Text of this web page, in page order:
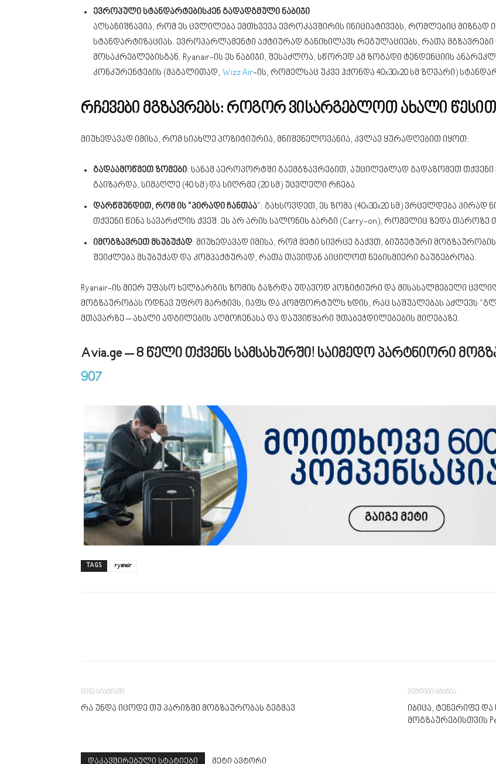
ევროპული სტანდარტებისკენ გადადგმული ნაბიჯი
აღსანიშნავია, რომ ეს ცვლილება ემთხვევა ევროკავშირის ინიციატივებს, რომლებიც მიზნად
სტანდარტიზაციას. ევროპარლამენტი აქტიურად განიხილავს რეგულაციებს, რათა
მოსაკრებლებისგან. Ryanair-ის ეს ნაბიჯი, შესაძლოა, სწორედ ამ ზოგადი ტენდენციის
კონკურენტების (მაგალითად, Wizz Air-ის, რომელსაც უკვე ჰქონდა 40x30x20 სმ ზღვარი)
რჩევები მგზავრებს: როგორ ვისარგებლოთ ახალი
მიუხედავად იმისა, რომ სიახლე პოზიტიურია, მნიშვნელოვანია, კვლავ ყურადღებით იყოთ:
გადაამოწმეთ ზომები: სანამ აეროპორტში გაემგზავრებით, აუცილებლად გადაზომეთ თქვენი
გაიზარდა, სიმაღლე (40 სმ) და სიღრმე (20 სმ) უცვლელი რჩება.
დარწმუნდით, რომ ის “პირადი ჩანთაა“: გახსოვდეთ, ეს ზომა (40x30x20 სმ) ვრცელდება
თქვენი წინა სავარძლის ქვეშ. ეს არ არის სალონის ბარგი (Carry-on), რომელიც ზედა თაროზე
იმოგზავრეთ მსუბუქად: მიუხედავად იმისა, რომ მეტი სივრცე გაქვთ, ბიუჯეტური
შეიძლება მსუბუქად და კომპაქტურად, რათა თავიდან აიცილოთ ნებისმიერი გაუგებრობა.
Ryanair-ის მიერ უფასო ხელბარგის ზომის გაზრდა უდავოდ პოზიტიური და მისასალმებელი
მოგზაურობას ოდნავ უფრო მარტივს, იაფს და კომფორტულს ხდის, რაც საშუალებას აძლევს
მთავარზე – ახალი ადგილების აღმოჩენასა და დაუვიწყარი შთაბეჭდილებების მიღებაზე.
Avia.ge – 8 წელი თქვენს სამსახურში! საიმედო პარტნიორი
907
TAGS ryanair
წინა სტატიაში
რა უნდა იცოდე თუ პარიზში მოგზაურობას გეგმავ
შემდეგი სტატია
იბიცა, ტენერიფე
მოგზაურებისთვის
დაკავშირებული სტატიები მეტი ავტორი